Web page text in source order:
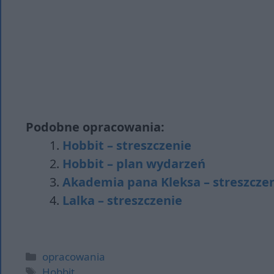
Podobne opracowania:
Hobbit – streszczenie
Hobbit – plan wydarzeń
Akademia pana Kleksa –
Lalka – streszczenie
Kategorie
opracowania
Tagi